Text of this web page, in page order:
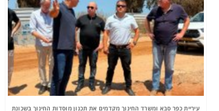
עיריית כפר סבא ומשרד החינוך מקדמים את תכנון מוסדות החינוך בשכונת